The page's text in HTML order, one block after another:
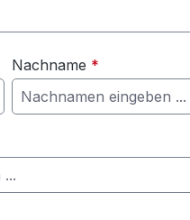
Nachname *